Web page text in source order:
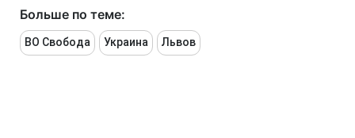
Больше по теме:
ВО Свобода Украина Львов